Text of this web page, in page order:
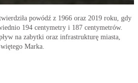
powódź z 1966 oraz 2019 roku, gdy
194 centymetry i 187 centymetrów.
na zabytki oraz infrastrukturę miasta,
Marka.